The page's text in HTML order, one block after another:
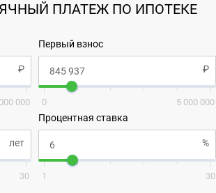
ПЛАТЕЖ ПО ИПОТЕКЕ
000
30
Первый взнос
0 5 000 000
Процентная ставка
1 30